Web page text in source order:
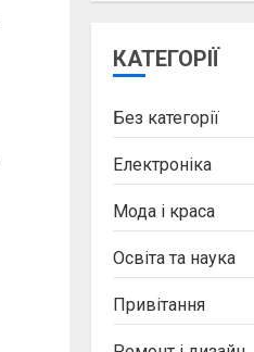
КАТЕГОРІЇ
Без категорії
Електроніка
Мода і краса
Освіта та наука
Привітання